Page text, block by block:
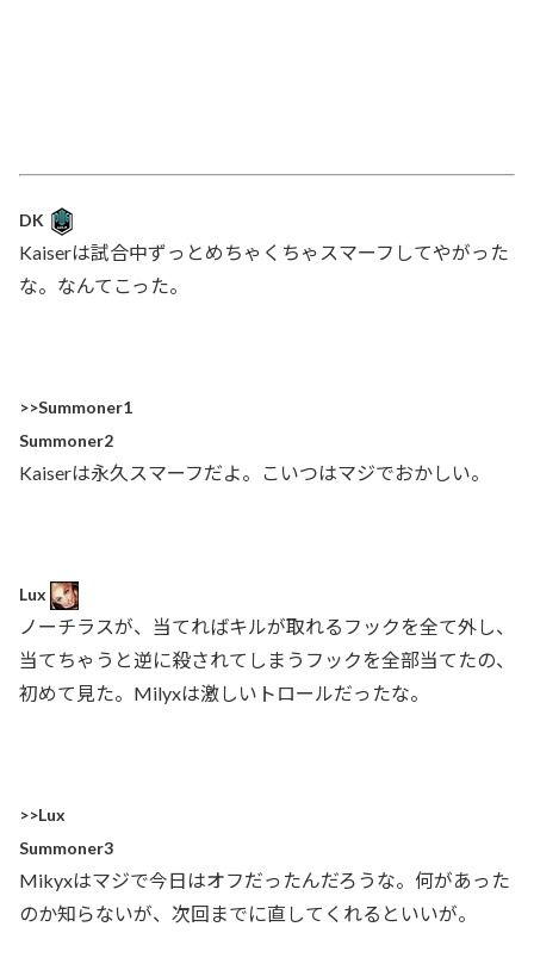
DK
Kaiserは試合中ずっとめちゃくちゃスマーフしてやがった
な。なんてこった。
>>Summoner1
Summoner2
Kaiserは永久スマーフだよ。こいつはマジでおかしい。
Lux
ノーチラスが、当てればキルが取れるフックを全て外し、
当てちゃうと逆に殺されてしまうフックを全部当てたの、
初めて見た。Milyxは激しいトロールだったな。
>>Lux
Summoner3
Mikyxはマジで今日はオフだったんだろうな。何があった
のか知らないが、次回までに直してくれるといいが。